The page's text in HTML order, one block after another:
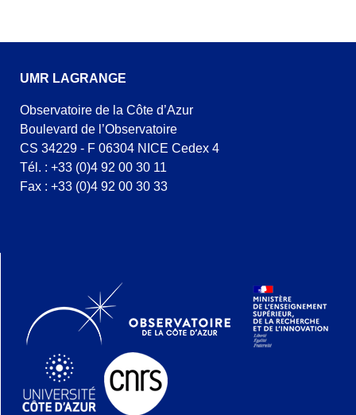
UMR LAGRANGE
Observatoire de la Côte d’Azur
Boulevard de l’Observatoire
CS 34229 - F 06304 NICE Cedex 4
Tél. : +33 (0)4 92 00 30 11
Fax : +33 (0)4 92 00 30 33